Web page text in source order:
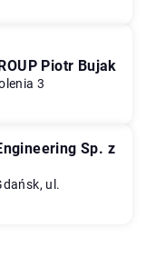
Piotr Bujak
3
Sp. z
ul.